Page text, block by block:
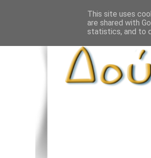
This site uses
are shared with
statistics, and to